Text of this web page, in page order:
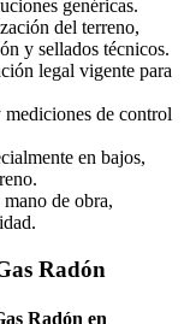
genéricas.
del terreno,
y sellados técnicos.
legal vigente para
de control
en bajos,
de obra,
Radón
Radón en